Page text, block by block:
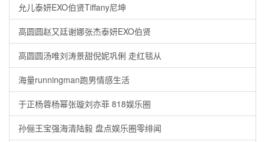
允儿泰妍EXO伯贤Tiffany尼坤
高圆圆赵又廷谢娜张杰泰妍EXO伯贤
高圆圆汤唯刘涛景甜倪妮巩俐 走红毯从
海量runningman跑男情感生活
于正杨蓉杨幂张璇刘亦菲 818娱乐圈
孙俪王宝强海清陆毅 盘点娱乐圈零绯闻